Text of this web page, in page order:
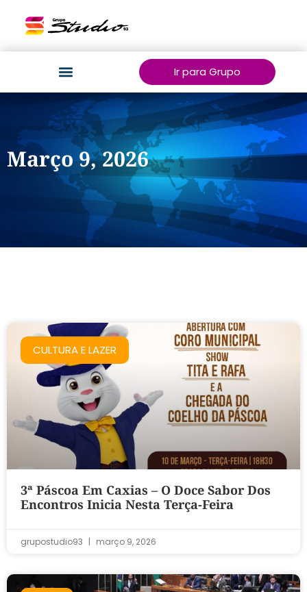
Ir para Grupo
Março 9, 2026
CULTURA E LAZER
3ª Páscoa Em Caxias – O Doce Sabor Dos
Encontros Inicia Nesta Terça-Feira
grupostudio93 março 9, 2026